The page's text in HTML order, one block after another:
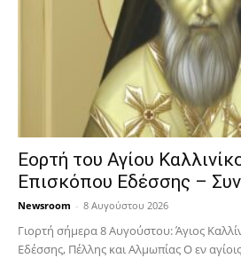
Εορτή του Αγίου
Επισκόπου Εδέσσης –
Newsroom - 8 Αυγούστου 2026
Γιορτή σήμερα 8 Αυγούστου: Άγιος
Εδέσσης, Πέλλης και Αλμωπίας Ο εν